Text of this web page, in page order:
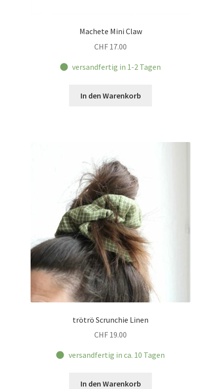
Machete Mini Claw
CHF 17.00
versandfertig in 1-2 Tagen
In den Warenkorb
trötrö Scrunchie Linen
CHF 19.00
versandfertig in ca. 10 Tagen
In den Warenkorb